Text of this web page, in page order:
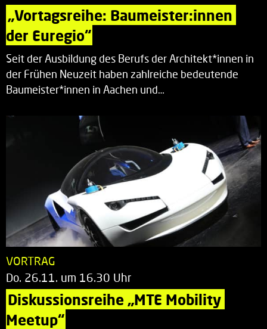
„Vortagsreihe: Baumeister:innen
der Euregio“
Seit der Ausbildung des Berufs der Architekt*innen in
der Frühen Neuzeit haben zahlreiche bedeutende
Baumeister*innen in Aachen und…
VORTRAG
Do. 26.11. um 16.30 Uhr
Diskussionsreihe „MTE Mobility
Meetup“